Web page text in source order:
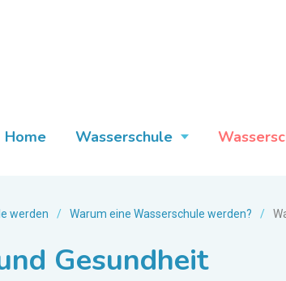
Home Wasserschule
werden / Warum eine Wasserschule werden? /
Gesundheit